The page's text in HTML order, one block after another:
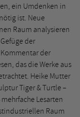
ein Umdenken in
ist. Neue
Raum analysieren
der
Kommentar der
das die Werke aus
Heike Mutter
Tiger & Turtle –
Lesarten
Raum